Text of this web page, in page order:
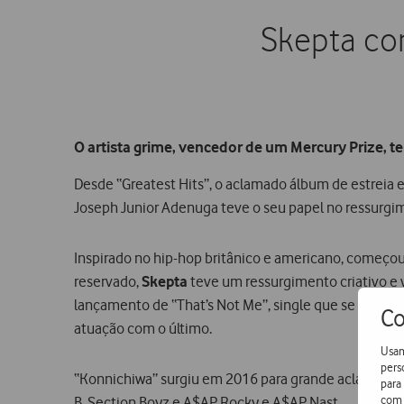
com
Skepta
O artista grime, vencedor de um Mercury Prize,
Desde “Greatest Hits”, o aclamado álbum de estreia
Joseph Junior Adenuga teve o seu papel no
Inspirado no hip-hop britânico e americano,
reservado,Skepta teve um ressurgimento criativo e
lançamento de “That’s Not Me”, single que se
atuação com o último.
“Konnichiwa” surgiu em 2016 para grande